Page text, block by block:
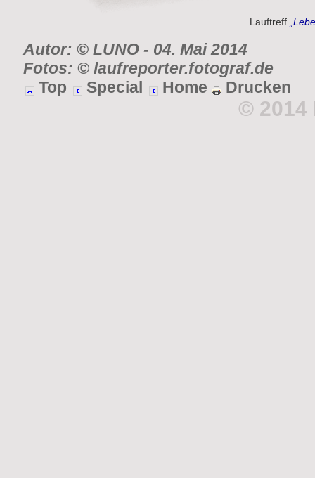
Lauftreff
Autor: © LUNO- 04. Mai 2014
Fotos: © laufreporter.fotograf.de
Top
Special Home Drucken
© 2014